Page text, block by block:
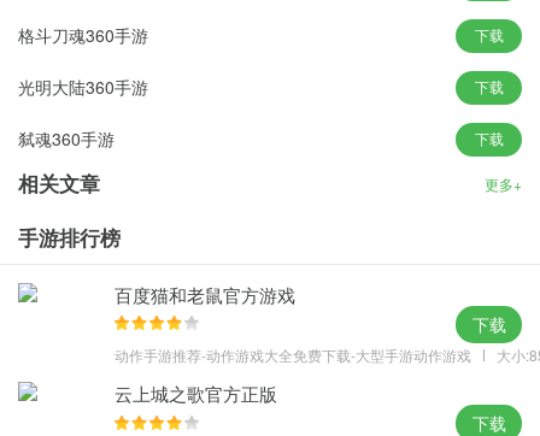
上古神兵、激萌灵宠，脚踏烽火战轮，佩戴，魔王仙翼，飞天遁
地！锻造五行体魄，修成绝世功法！
盟友相伴共闯江湖，兄弟制霸天下，神眷双人修炼，BOSS战场唯我
独尊，仙家福地，逍遥一生，仙盟酒会，经验倍增！
通过副本任务、自由布阵、玩家PK、护宝、帮会贡献等活动不断获
通过寻仙、角色培养、合成道具、铸炼装备、收集咒印、突破境界
格斗刀魂360手游 下载
光明大陆360手游 下载
弑魂360手游 下载
相关文章 更多+
手游排行榜
百度猫和老鼠官方游戏
动作手游推荐-动作游戏大全免费下载-大型手游动作游戏 大小
下载
云上城之歌官方正版
下载